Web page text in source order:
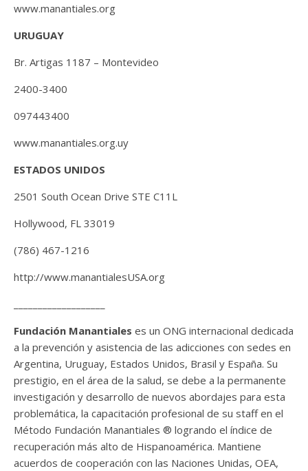
www.manantiales.org
URUGUAY
Br. Artigas 1187 – Montevideo
2400-3400
097443400
www.manantiales.org.uy
ESTADOS UNIDOS
2501 South Ocean Drive STE C11L
Hollywood, FL 33019
(786) 467-1216
http://www.manantialesUSA.org
Fundación Manantiales es un ONG internacional dedicada
a la prevención y asistencia de las adicciones con sedes en
Argentina, Uruguay, Estados Unidos, Brasil y España. Su
prestigio, en el área de la salud, se debe a la permanente
investigación y desarrollo de nuevos abordajes para esta
problemática, la capacitación profesional de su staff en el
Método Fundación Manantiales ® logrando el índice de
recuperación más alto de Hispanoamérica. Mantiene
acuerdos de cooperación con las Naciones Unidas, OEA,